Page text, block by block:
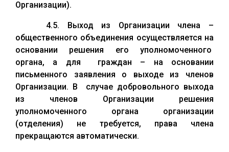
Организации).
4.5. Выход из Организации члена –
общественного объединения осуществляется на
основании решения его уполномоченного
органа, а для граждан – на основании
письменного заявления о выходе из членов
Организации. В случае добровольного выхода
из членов Организации решения
уполномоченного органа организации
(отделения) не требуется, права члена
прекращаются автоматически.